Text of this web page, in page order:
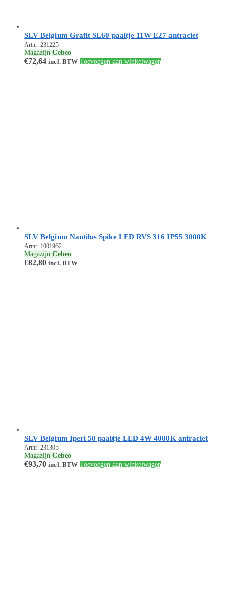
SLV Belgium Grafit SL60 paaltje 11W E27 antraciet
Artnr: 231225
Magazijn Cebeo
€72,64 incl. BTW Toevoegen aan winkelwagen
SLV Belgium Nautilus Spike LED RVS 316 IP55 3000K
Artnr: 1001962
Magazijn Cebeo
€82,80 incl. BTW
SLV Belgium Iperi 50 paaltje LED 4W 4000K antraciet
Artnr: 231305
Magazijn Cebeo
€93,70 incl. BTW Toevoegen aan winkelwagen